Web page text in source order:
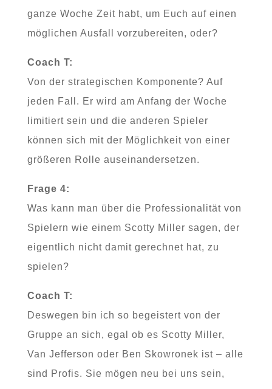
ganze Woche Zeit habt, um Euch auf einen
möglichen Ausfall vorzubereiten, oder?
Coach T:
Von der strategischen Komponente? Auf
jeden Fall. Er wird am Anfang der Woche
limitiert sein und die anderen Spieler
können sich mit der Möglichkeit von einer
größeren Rolle auseinandersetzen.
Frage 4:
Was kann man über die Professionalität von
Spielern wie einem Scotty Miller sagen, der
eigentlich nicht damit gerechnet hat, zu
spielen?
Coach T:
Deswegen bin ich so begeistert von der
Gruppe an sich, egal ob es Scotty Miller,
Van Jefferson oder Ben Skowronek ist – alle
sind Profis. Sie mögen neu bei uns sein,